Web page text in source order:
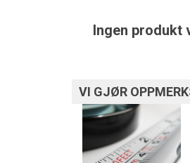
Ingen produkt
VI GJØR